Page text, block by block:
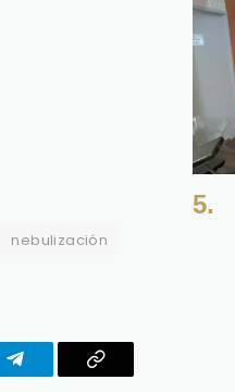
nebulización
Telegram Copy